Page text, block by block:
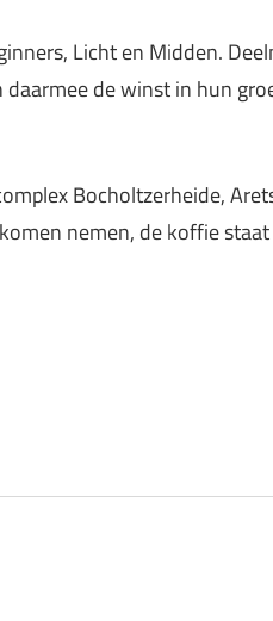
Licht en Midden.
de winst in hun
Bocholtzerheide,
nemen, de koffie staat